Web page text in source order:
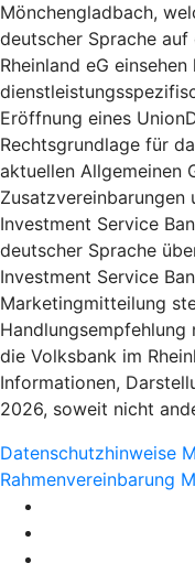
Mönchengladbach,
deutscher Sprache
Rheinland eG
Eröffnung eines
Rechtsgrundlage für
aktuellen Allgemeinen
Zusatzvereinbarungen
Investment Service
deutscher Sprache
Investment Service
Marketingmitteilung
die Volksbank im
Informationen,
2026, soweit nicht
Datenschutzhinweise
Rahmenvereinbarung